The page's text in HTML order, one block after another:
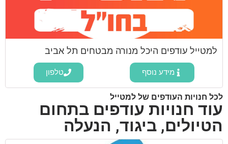
למטייל עודפים היכל מנורה מבטחים תל אביב
מידע נוסף טלפון
לכל חנויות העודפים של למטייל
עוד חנויות עודפים בתחום
הטיולים, ביגוד, הנעלה